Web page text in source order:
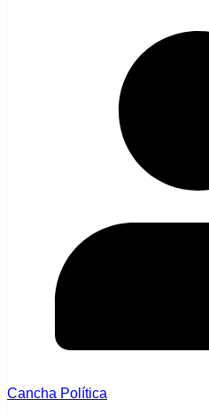
Cancha Política